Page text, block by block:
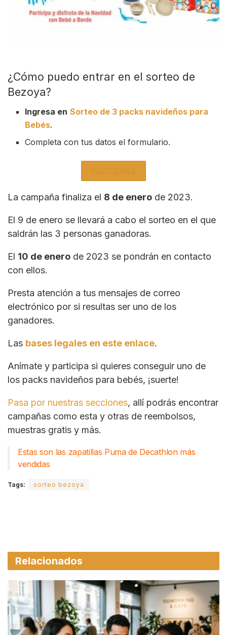
¿Cómo puedo entrar en el sorteo de
Bezoya?
Ingresa en Sorteo de 3 packs navideños para
Bebés.
Completa con tus datos el formulario.
PARTICIPAR
La campaña finaliza el 8 de enero de 2023.
El 9 de enero se llevará a cabo el sorteo en el que
saldrán las 3 personas ganadoras.
El 10 de enero de 2023 se pondrán en contacto
con ellos.
Presta atención a tus mensajes de correo
electrónico por si resultas ser uno de los
ganadores.
Las bases legales en este enlace.
Anímate y participa si quieres conseguir uno de
los packs navideños para bebés, ¡suerte!
Pasa por nuestras secciones, allí podrás encontrar
campañas como esta y otras de reembolsos,
muestras gratis y más.
Estas son las zapatillas Puma de Decathlon más
vendidas
Tags: sorteo bezoya
Relacionados